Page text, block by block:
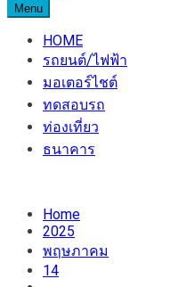
Menu
HOME
รถยนต์/ไฟฟ้า
มอเตอร์ไชต์
ทดสอบรถ
ท่องเที่ยว
ธนาคาร
Home
2025
พฤษภาคม
14